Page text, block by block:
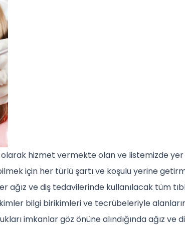
olarak hizmet vermekte olan ve listemizde
için her türlü şartı ve koşulu yerine
ağız ve diş tedavilerinde kullanılacak tüm
bilgi birikimleri ve tecrübeleriyle
imkanlar göz önüne alındığında ağız ve